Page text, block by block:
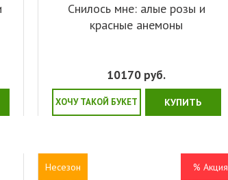
Снилось мне: алые розы и
красные анемоны
10170 руб.
ХОЧУ ТАКОЙ БУКЕТ КУПИТЬ
Несезон % Акция